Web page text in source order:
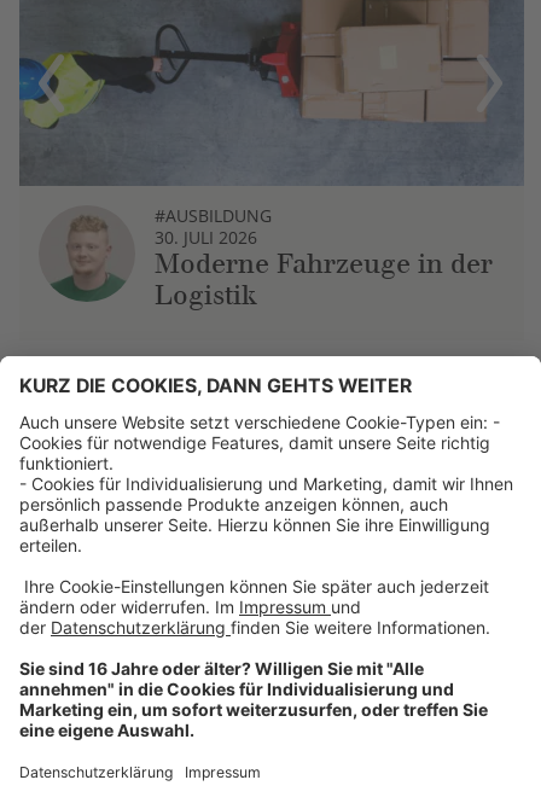
Previous
#AUSBILDUNG
30. JULI 2026
Moderne Fahrzeuge in der
Logistik
Next
Über uns
Dehner Unternehmen
Jobs bei Dehner